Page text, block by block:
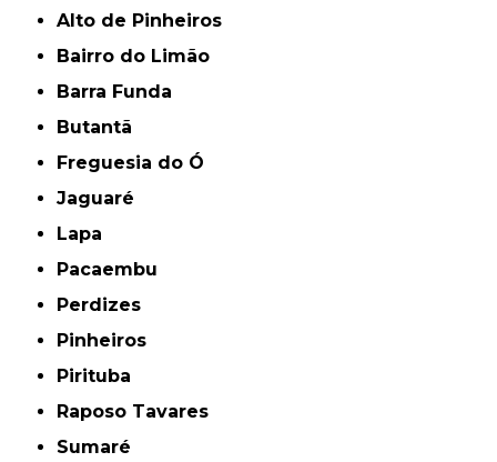
Alto de Pinheiros
Bairro do Limão
Barra Funda
Butantã
Freguesia do Ó
Jaguaré
Lapa
Pacaembu
Perdizes
Pinheiros
Pirituba
Raposo Tavares
Sumaré